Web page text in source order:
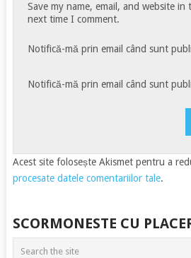
Save my name, email, and website
next time I comment.
Notifică-mă prin email când sunt
Notifică-mă prin email când sunt
Acest site folosește Akismet pentru a
procesate datele comentariilor tale.
SCORMONESTE CU